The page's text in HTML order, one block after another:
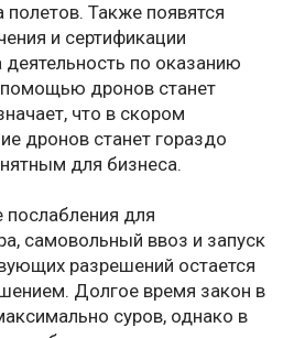
Также появятся
и сертификации
деятельность по оказанию
помощью дронов станет
что в скором
дронов станет гораздо
для бизнеса.
для
самовольный ввоз и запуск
разрешений остается
Долгое время закон в
суров, однако в